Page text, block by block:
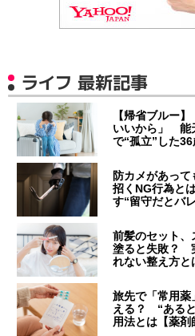
ライフ 最新記事
【帰省ブルー
いいから」 能
で“孤立”した
防カメがあっ
招くNG行為と
す“留守だとバ
前髪のセット、
塗ると失敗？
れない整え方と
旅先で「常用
える？ “ある
用法とは【薬剤